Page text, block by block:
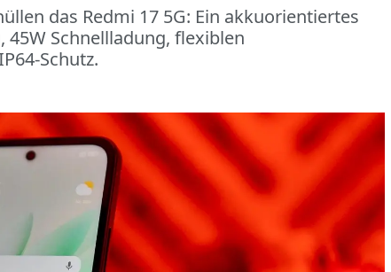
das Redmi 17 5G: Ein akkuorientiertes
Schnellladung, flexiblen
Schutz.